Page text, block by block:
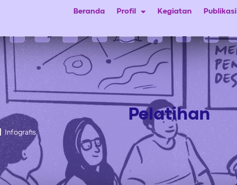
Beranda Profil Kegiatan Publikasi
Pelatihan
Infografis